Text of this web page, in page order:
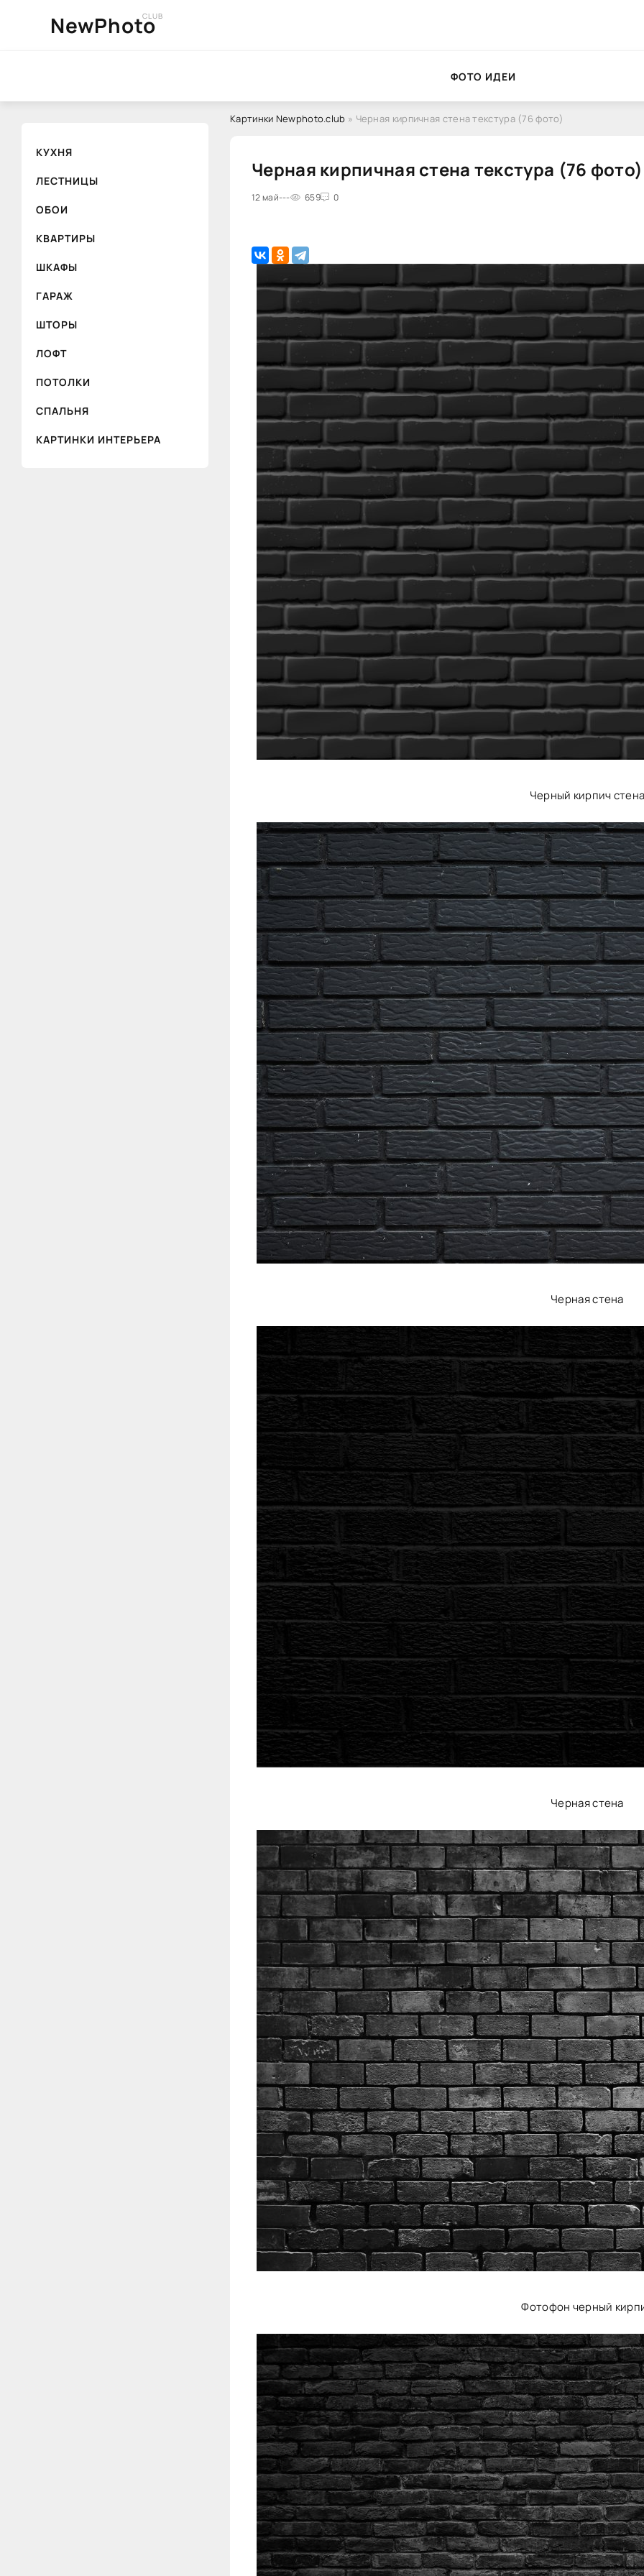
NewPhoto
CLUB
ФОТО ИДЕИ
КУХНЯ
ЛЕСТНИЦЫ
ОБОИ
КВАРТИРЫ
ШКАФЫ
ГАРАЖ
ШТОРЫ
ЛОФТ
ПОТОЛКИ
СПАЛЬНЯ
КАРТИНКИ ИНТЕРЬЕРА
Картинки Newphoto.club » Черная кирпичная стена текстура (76 фото)
Черная кирпичная стена текстура (76 фото)
12 май--- 659 0
Черный кирпич
Черная стена
Черная стена
Фотофон черный